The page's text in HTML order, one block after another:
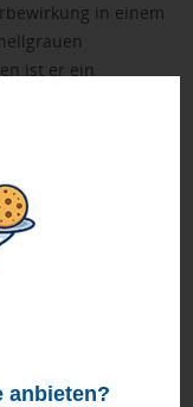
anbieten?
in einem
ist er ein
Hergestellt in
durch
mm Kalendarium
hellgrau